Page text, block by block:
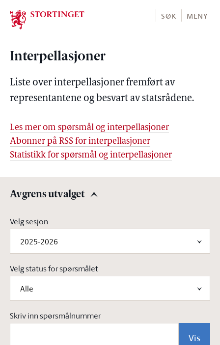
Stortinget.no
SØK MENY
Interpellasjoner
Liste over interpellasjoner fremført av
representantene og besvart av statsrådene.
Les mer om spørsmål og interpellasjoner
Abonner på RSS for interpellasjoner
Statistikk for spørsmål og interpellasjoner
Avgrens utvalget
Velg sesjon
2025-2026
Velg status for spørsmålet
Alle
Skriv inn spørsmålnummer
Vis